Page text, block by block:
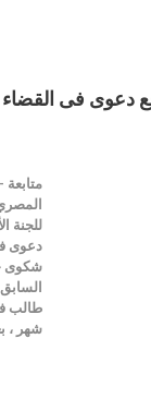
دعوى فى
للجنة
دعوى
شكوى
السابق
طالب
شهر ،